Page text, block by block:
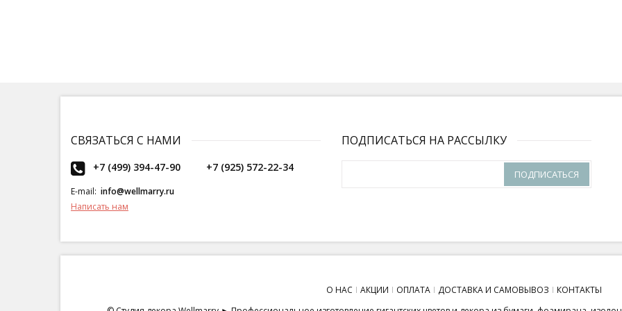
СВЯЗАТЬСЯ С НАМИ
+7 (499) 394-47-90 +7 (925) 572-22-34
E-mail: info@wellmarry.ru
Написать нам
ПОДПИСАТЬСЯ НА РАССЫЛКУ
ПОДПИСАТЬСЯ
О НАС АКЦИИ ОПЛАТА ДОСТАВКА И САМОВЫВОЗ
КОНТАКТЫ